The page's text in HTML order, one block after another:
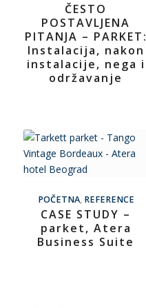
ČESTO
POSTAVLJENA
PITANJA – PARKET:
Instalacija, nakon
instalacije, nega i
održavanje
POČETNA, REFERENCE
CASE STUDY –
parket, Atera
Business Suite